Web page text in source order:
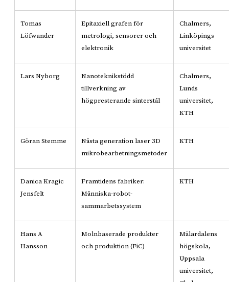
Tomas
Löfwander
Epitaxiell grafen för
metrologi, sensorer och
elektronik
Chalmers,
Linköpings
universitet
Lars Nyborg
Nanoteknikstödd
tillverkning av
högpresterande sinterstål
Chalmers,
Lunds
universitet,
KTH
Göran Stemme
Nästa generation laser 3D
mikrobearbetningsmetoder
KTH
Danica Kragic
Jensfelt
Framtidens fabriker:
Människa-robot-
sammarbetssystem
KTH
Hans A
Hansson
Molnbaserade produkter
och produktion (FiC)
Mälardalens
högskola,
Uppsala
universitet,